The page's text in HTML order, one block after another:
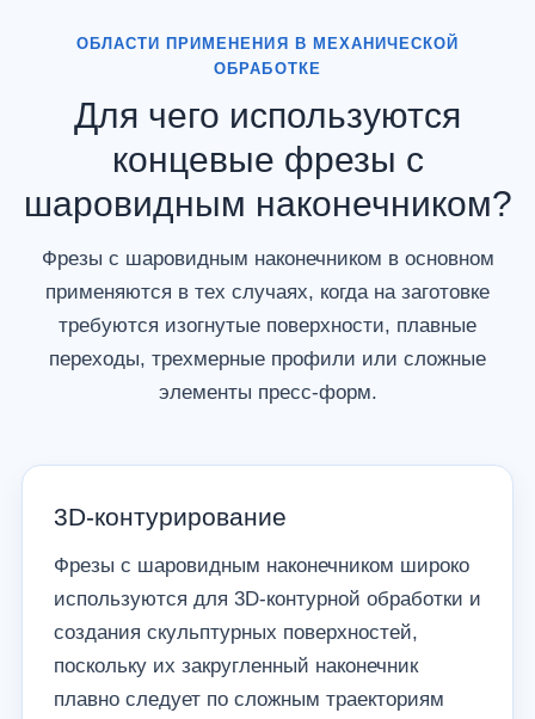
ОБЛАСТИ ПРИМЕНЕНИЯ В МЕХАНИЧЕСКОЙ
ОБРАБОТКЕ
Для чего используются
концевые фрезы с
шаровидным наконечником?
Фрезы с шаровидным наконечником в основном
применяются в тех случаях, когда на заготовке
требуются изогнутые поверхности, плавные
переходы, трехмерные профили или сложные
элементы пресс-форм.
3D-контурирование
Фрезы с шаровидным наконечником широко
используются для 3D-контурной обработки и
создания скульптурных поверхностей,
поскольку их закругленный наконечник
плавно следует по сложным траекториям